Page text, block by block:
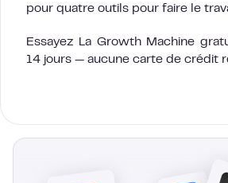
pour quatre outils pour faire le
Essayez La Growth Machine
14 jours — aucune carte de crédit